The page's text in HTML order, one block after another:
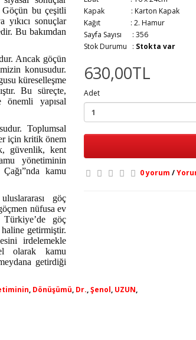
Göçün bu çeşitli
yıkıcı sonuçlar
Bu bakımdan
Ancak göçün
konusudur.
küreselleşme
Bu süreçte,
önemli yapısal
Toplumsal
için kritik önem
güvenlik, kent
yönetiminin
kamu
göç
nüfusa ev
göç
getirmiştir.
irdelemekle
olarak kamu
getirdiği
Kapak : Karton Kapak
Kağıt : 2. Hamur
Sayfa Sayısı : 356
Stok Durumu : Stokta var
630,00TL
Adet
0 yorum /
, Dönüşümü, Dr.,Şenol, UZUN,